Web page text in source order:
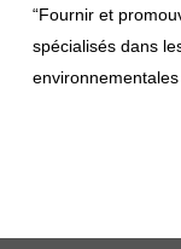
“Fournir et
spécialisés dans